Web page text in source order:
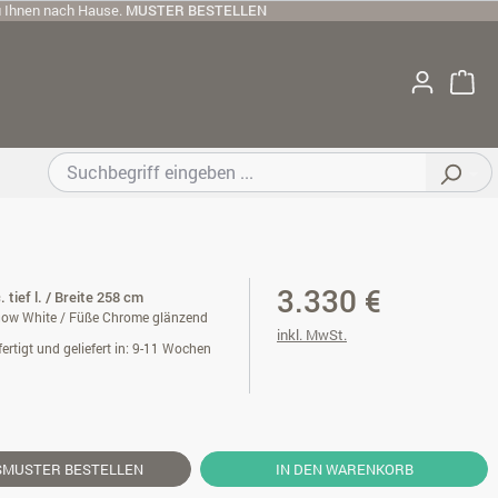
nach Hause. MUSTER BESTELLEN
tief l. / Breite 258 cm
White / Füße Chrome glänzend
und geliefert in: 9-11 Wochen
3.330 €
inkl. MwSt.
BESTELLEN IN DEN WARENKORB